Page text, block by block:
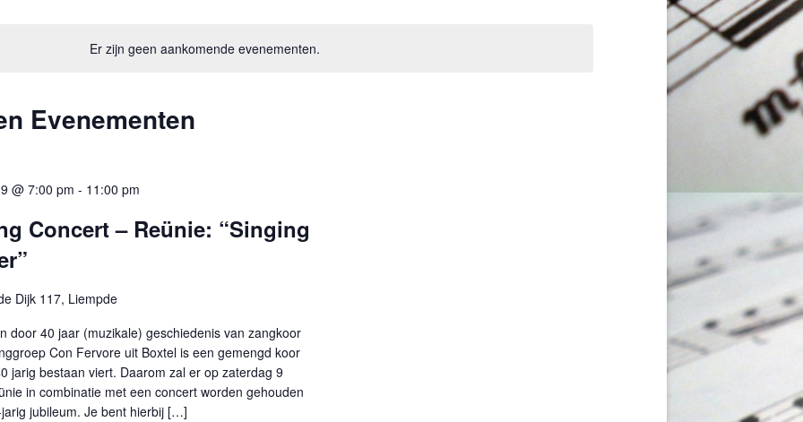
Er zijn geen aankomende evenementen.
Evenementen
@ 7:00 pm - 11:00 pm
Concert – Reünie: “Singing
Dijk 117, Liempde
door 40 jaar (muzikale) geschiedenis van zangkoor
Con Fervore uit Boxtel is een gemengd koor
jarig bestaan viert. Daarom zal er op zaterdag 9
in combinatie met een concert worden gehouden
jubileum. Je bent hierbij […]